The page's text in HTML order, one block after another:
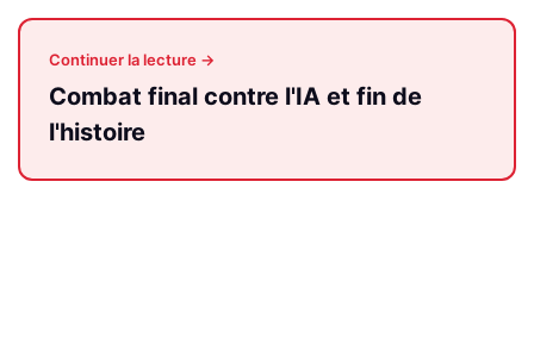
Continuer la lecture →
Combat final contre l'IA et fin de
l'histoire